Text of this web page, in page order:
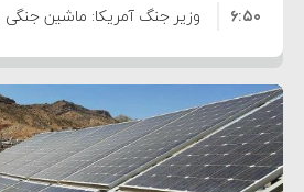
نشده است
وزیر جنگ آمریکا: ماشین جنگی
نظامی علیه ایران است
۶:۵۰
موافقت ترامپ با لغو حمله به
۶:۲۱
هشدار عراقچی به همتای
آمریکا
۲:۱۵
مقام ارشد امنیتی: برنامه
دیوانگی آمریکا داریم
۷:۱۰
ترامپ دستور حملات جدید علیه
۵:۴۵